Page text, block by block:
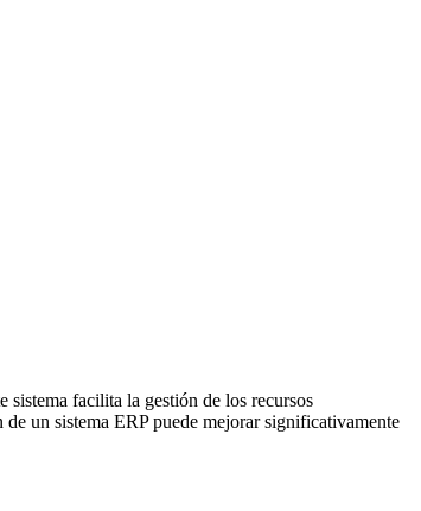
sistema facilita la gestión de los recursos
un sistema ERP puede mejorar significativamente